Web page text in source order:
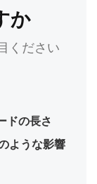
か
ください
ドの長さ
ような影響